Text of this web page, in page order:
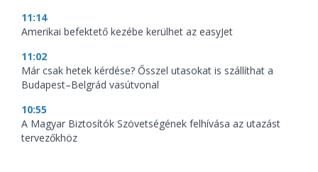
11:14
Amerikai befektető kezébe kerülhet az easyJet
11:02
Már csak hetek kérdése? Ősszel utasokat is szállíthat a
Budapest–Belgrád vasútvonal
10:55
A Magyar Biztosítók Szövetségének felhívása az utazást
tervezőkhöz